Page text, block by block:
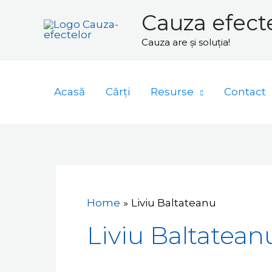
Cauza
Cauza are și soluția!
Acasă Cărți Resurse Contact
Home Liviu Baltateanu
Liviu